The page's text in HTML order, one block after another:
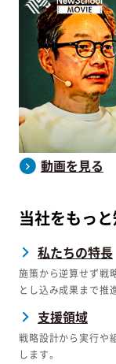
動画を見る
当社をもっ
私たちの特長
施策から逆算せず戦
とし込み成果まで推
支援領域
戦略設計から実行や
します。